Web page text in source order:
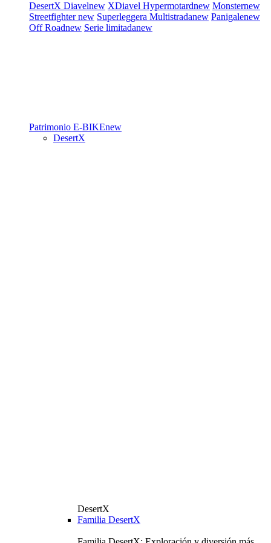
DesertX Diavelnew XDiavel Hypermotardnew Monsternew
Streetfighternew Superleggera Multistradanew Panigalenew
Off Roadnew Serie limitadanew
Patrimonio E-BIKEnew
DesertX
DesertX
Familia DesertX